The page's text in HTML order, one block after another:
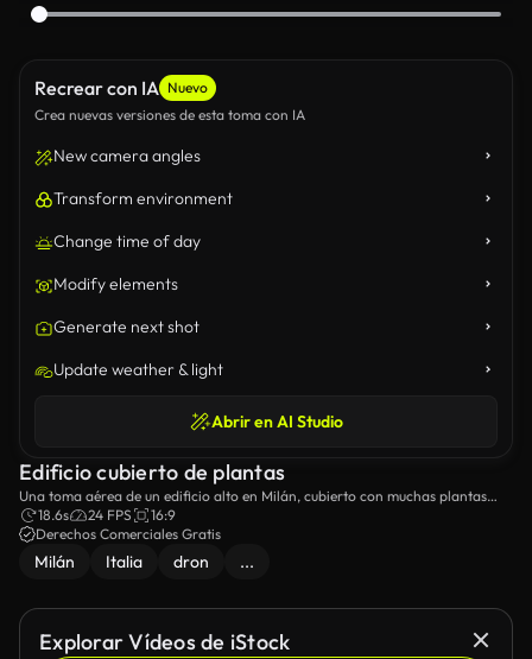
Recrear con IA Nuevo
Crea nuevas versiones de esta toma con IA
New camera angles
Transform environment
Change time of day
Modify elements
Generate next shot
Update weather & light
Abrir en AI Studio
Edificio cubierto de plantas
Una toma aérea de un edificio alto en Milán, cubierto con muchas plantas
pequeñas.
18.6s 24 FPS
16:9
Derechos Comerciales Gratis
Milán Italia dron ...
Explorar Vídeos de iStock